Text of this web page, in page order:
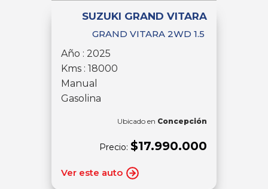
SUZUKI GRAND VITARA
GRAND VITARA 2WD 1.5
Año : 2025
Kms : 18000
Manual
Gasolina
Ubicado en Concepción
Precio: $17.990.000
Ver este auto